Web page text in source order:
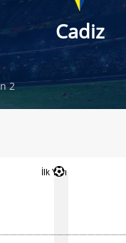
Cadiz
2
İlk Yarı